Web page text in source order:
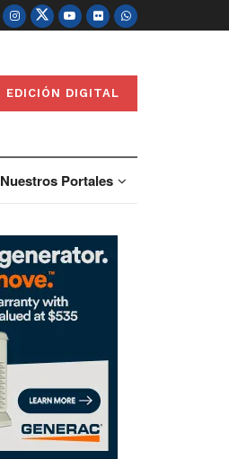
| EDICIÓN DIGITAL
Nuestros Portales